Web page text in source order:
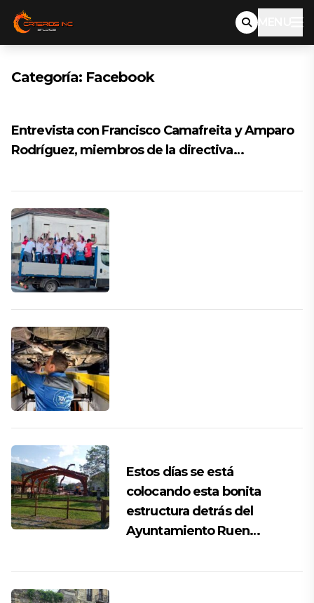
MENU
Categoría: Facebook
Entrevista con Francisco Camafreita y Amparo
Rodríguez, miembros de la directiva…
Estos días se está
colocando esta bonita
estructura detrás del
Ayuntamiento Ruen…